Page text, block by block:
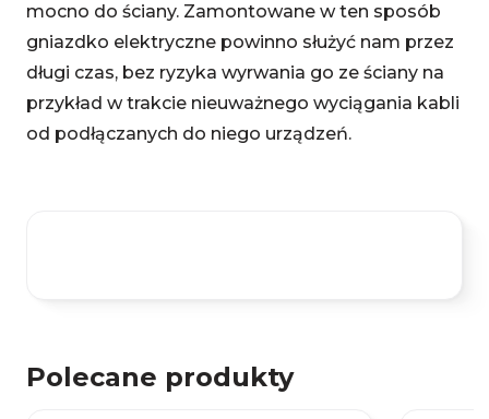
mocno do ściany. Zamontowane w ten sposób
gniazdko elektryczne powinno służyć nam przez
długi czas, bez ryzyka wyrwania go ze ściany na
przykład w trakcie nieuważnego wyciągania kabli
od podłączanych do niego urządzeń.
Polecane produkty